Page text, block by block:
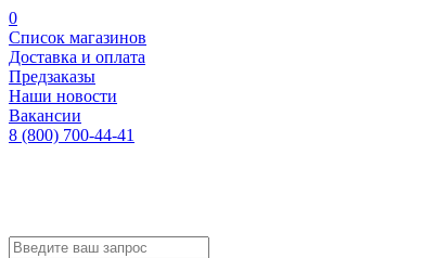
0
Список магазинов
Доставка и оплата
Предзаказы
Наши новости
Вакансии
8 (800) 700-44-41